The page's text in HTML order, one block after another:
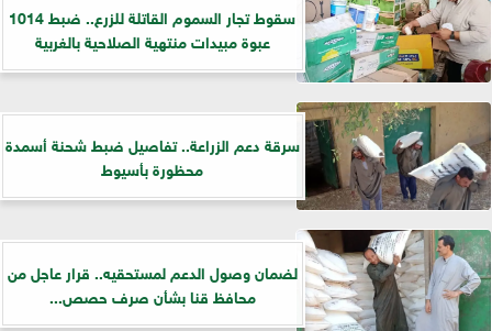
سقوط تجار السموم القاتلة للزرع.. ضبط 1014
عبوة مبيدات منتهية الصلاحية بالغربية
سرقة دعم الزراعة.. تفاصيل ضبط شحنة أسمدة
محظورة بأسيوط
لضمان وصول الدعم لمستحقيه.. قرار عاجل من
محافظ قنا بشأن صرف حصص...